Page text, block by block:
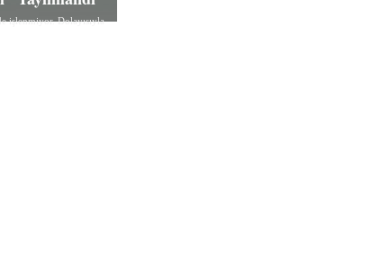
işlenmiyor. Dolayısıyla